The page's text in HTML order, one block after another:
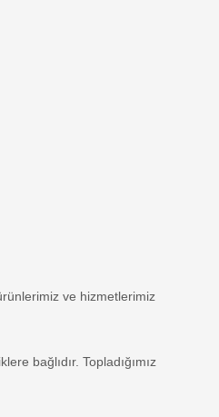
ve hizmetlerimiz
bağlıdır. Topladığımız